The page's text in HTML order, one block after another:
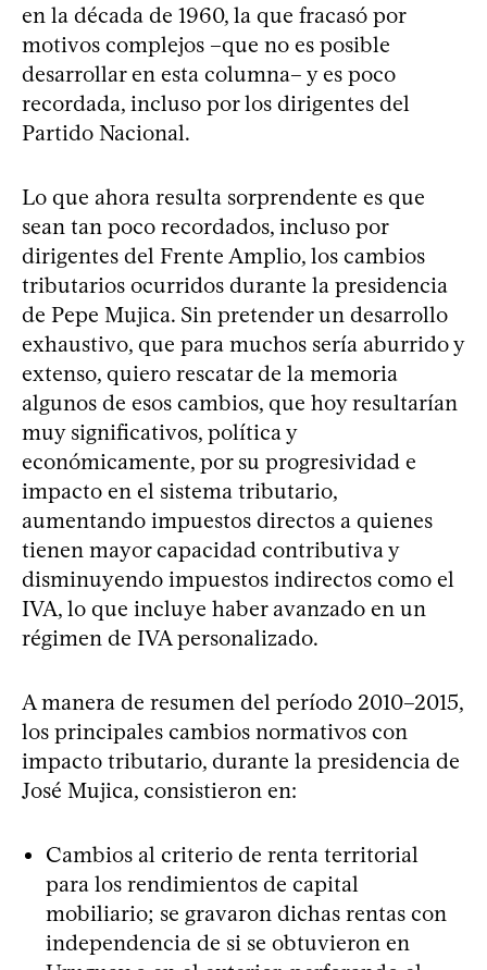
en la década de 1960, la que fracasó por
motivos complejos –que no es posible
desarrollar en esta columna– y es poco
recordada, incluso por los dirigentes del
Partido Nacional.
Lo que ahora resulta sorprendente es que
sean tan poco recordados, incluso por
dirigentes del Frente Amplio, los cambios
tributarios ocurridos durante la presidencia
de Pepe Mujica. Sin pretender un desarrollo
exhaustivo, que para muchos sería aburrido y
extenso, quiero rescatar de la memoria
algunos de esos cambios, que hoy resultarían
muy significativos, política y
económicamente, por su progresividad e
impacto en el sistema tributario,
aumentando impuestos directos a quienes
tienen mayor capacidad contributiva y
disminuyendo impuestos indirectos como el
IVA, lo que incluye haber avanzado en un
régimen de IVA personalizado.
A manera de resumen del período 2010–2015,
los principales cambios normativos con
impacto tributario, durante la presidencia de
José Mujica, consistieron en:
Cambios al criterio de renta territorial
para los rendimientos de capital
mobiliario; se gravaron dichas rentas con
independencia de si se obtuvieron en